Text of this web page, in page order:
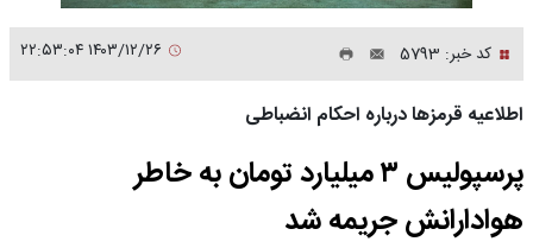
کد خبر: 5793
اطلاعیه قرمزها درباره احکام انضباطی
پرسپولیس ۳ میلیارد تومان به خاطر
هوادارانش جریمه شد